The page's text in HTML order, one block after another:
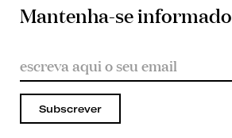
Mantenha-se informado
Subscrever